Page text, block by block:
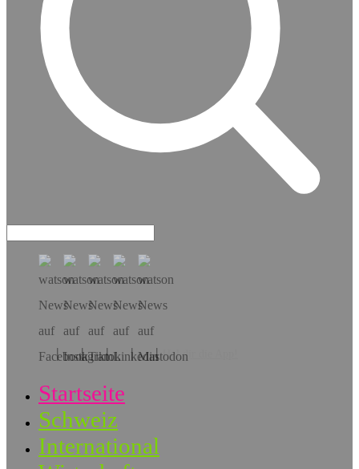
Hol dir die App!
Startseite
Schweiz
International